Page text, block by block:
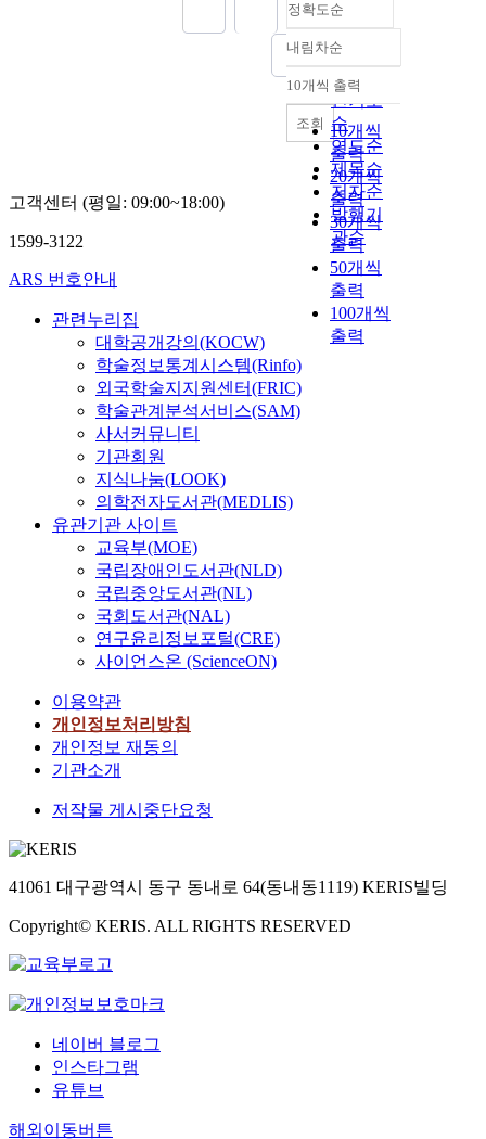
정확도순
정확도
순
인기도
순
연도순
제목순
저자순
발행기
관순
내림차순
내림차순
10개씩 출력
10개씩
출력
20개씩
출력
30개씩
출력
50개씩
출력
100개씩
출력
조회
고객센터 (평일: 09:00~18:00)
1599-3122
ARS 번호안내
관련누리집
대학공개강의(KOCW)
학술정보통계시스템(Rinfo)
외국학술지지원센터(FRIC)
학술관계분석서비스(SAM)
사서커뮤니티
기관회원
지식나눔(LOOK)
의학전자도서관(MEDLIS)
유관기관 사이트
교육부(MOE)
국립장애인도서관(NLD)
국립중앙도서관(NL)
국회도서관(NAL)
연구윤리정보포털(CRE)
사이언스온 (ScienceON)
이용약관
개인정보처리방침
개인정보 재동의
기관소개
저작물 게시중단요청
41061 대구광역시 동구 동내로 64(동내동1119) KERIS빌딩
Copyright© KERIS. ALL RIGHTS RESERVED
네이버 블로그
인스타그램
유튜브
해외이동버튼